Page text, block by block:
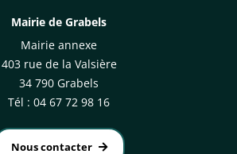
Mairie de Grabels
Mairie annexe
403 rue de la Valsière
34 790 Grabels
Tél : 04 67 72 98 16
Nous contacter